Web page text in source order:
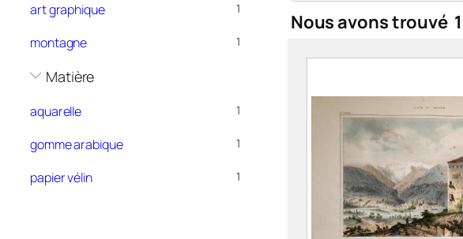
art graphique 1
montagne 1
Matière
aquarelle 1
gomme arabique 1
papier vélin 1
Nous avons trouvé 1